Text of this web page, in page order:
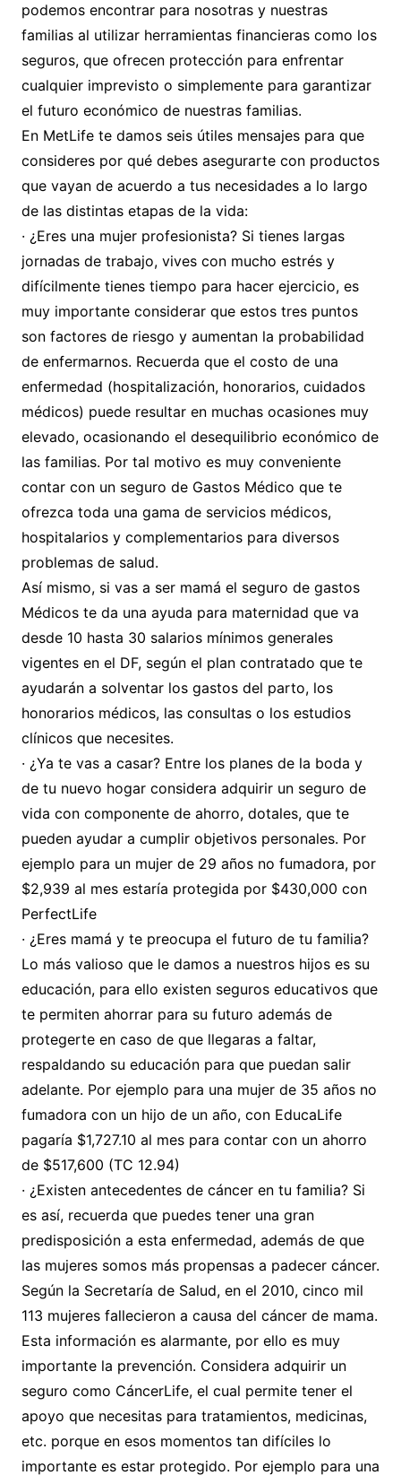
podemos encontrar para nosotras y nuestras
familias al utilizar herramientas financieras como los
seguros, que ofrecen protección para enfrentar
cualquier imprevisto o simplemente para garantizar
el futuro económico de nuestras familias.
En MetLife te damos seis útiles mensajes para que
consideres por qué debes asegurarte con productos
que vayan de acuerdo a tus necesidades a lo largo
de las distintas etapas de la vida:
· ¿Eres una mujer profesionista? Si tienes largas
jornadas de trabajo, vives con mucho estrés y
difícilmente tienes tiempo para hacer ejercicio, es
muy importante considerar que estos tres puntos
son factores de riesgo y aumentan la probabilidad
de enfermarnos. Recuerda que el costo de una
enfermedad (hospitalización, honorarios, cuidados
médicos) puede resultar en muchas ocasiones muy
elevado, ocasionando el desequilibrio económico de
las familias. Por tal motivo es muy conveniente
contar con un seguro de Gastos Médico que te
ofrezca toda una gama de servicios médicos,
hospitalarios y complementarios para diversos
problemas de salud.
Así mismo, si vas a ser mamá el seguro de gastos
Médicos te da una ayuda para maternidad que va
desde 10 hasta 30 salarios mínimos generales
vigentes en el DF, según el plan contratado que te
ayudarán a solventar los gastos del parto, los
honorarios médicos, las consultas o los estudios
clínicos que necesites.
· ¿Ya te vas a casar? Entre los planes de la boda y
de tu nuevo hogar considera adquirir un seguro de
vida con componente de ahorro, dotales, que te
pueden ayudar a cumplir objetivos personales. Por
ejemplo para un mujer de 29 años no fumadora, por
$2,939 al mes estaría protegida por $430,000 con
PerfectLife
· ¿Eres mamá y te preocupa el futuro de tu familia?
Lo más valioso que le damos a nuestros hijos es su
educación, para ello existen seguros educativos que
te permiten ahorrar para su futuro además de
protegerte en caso de que llegaras a faltar,
respaldando su educación para que puedan salir
adelante. Por ejemplo para una mujer de 35 años no
fumadora con un hijo de un año, con EducaLife
pagaría $1,727.10 al mes para contar con un ahorro
de $517,600 (TC 12.94)
· ¿Existen antecedentes de cáncer en tu familia? Si
es así, recuerda que puedes tener una gran
predisposición a esta enfermedad, además de que
las mujeres somos más propensas a padecer cáncer.
Según la Secretaría de Salud, en el 2010, cinco mil
113 mujeres fallecieron a causa del cáncer de mama.
Esta información es alarmante, por ello es muy
importante la prevención. Considera adquirir un
seguro como CáncerLife, el cual permite tener el
apoyo que necesitas para tratamientos, medicinas,
etc. porque en esos momentos tan difíciles lo
importante es estar protegido. Por ejemplo para una